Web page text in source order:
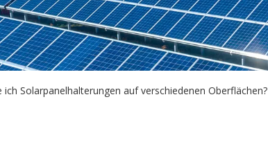
ich Solarpanelhalterungen auf verschiedenen Oberflächen?